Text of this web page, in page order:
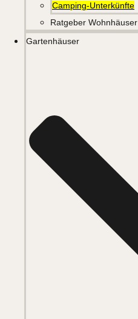
Camping-Unterkünfte
Ratgeber Wohnhäuser
Gartenhäuser